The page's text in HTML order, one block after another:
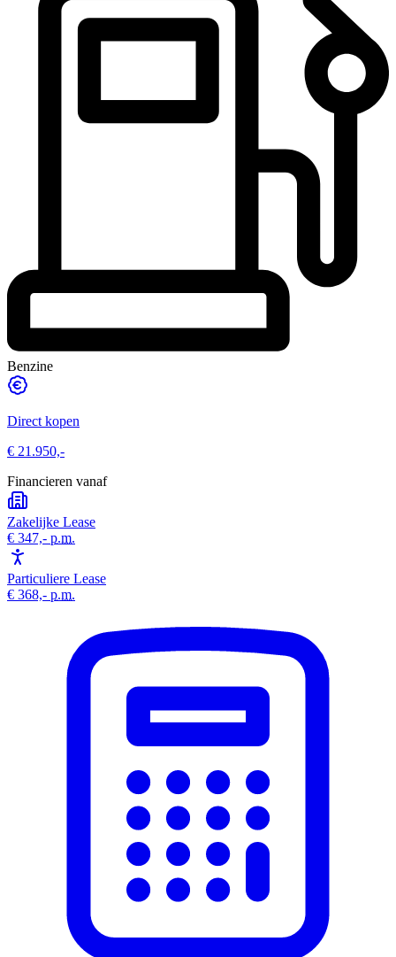
Benzine
Direct kopen
€ 21.950,-
Financieren vanaf
Zakelijke Lease
€ 347,- p.m.
Particuliere Lease
€ 368,- p.m.